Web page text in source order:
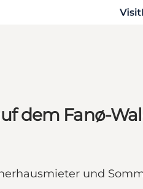
dem Fanø-
und